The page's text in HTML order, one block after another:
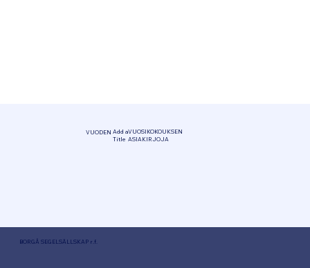
VUODEN Add a
Title
VUOSIKOKOUKSEN
ASIAKIRJOJA
BORGÅ SEGELSÄLLSKAP r.f.